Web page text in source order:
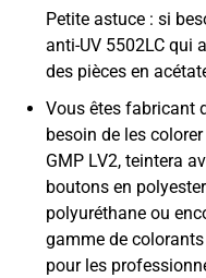
Petite astuce : si
anti-UV 5502LC qui
des pièces en
Vous êtes fabricant
besoin de les
GMP LV2, teintera
boutons en
polyuréthane ou
gamme de
pour les